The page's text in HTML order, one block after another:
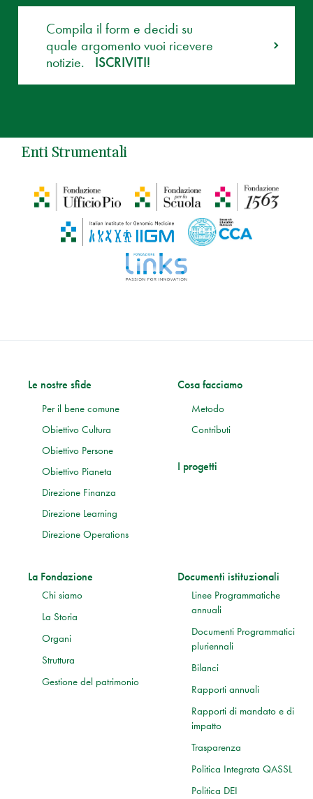
Compila il form e decidi su
quale argomento vuoi ricevere
notizie.
ISCRIVITI!
Enti Strumentali
Le nostre sfide
Per il bene comune
Obiettivo Cultura
Obiettivo Persone
Obiettivo Pianeta
Direzione Finanza
Direzione Learning
Direzione Operations
Cosa facciamo
Metodo
Contributi
I progetti
La Fondazione
Chi siamo
La Storia
Organi
Struttura
Gestione del patrimonio
Documenti istituzionali
Linee Programmatiche
annuali
Documenti Programmatici
pluriennali
Bilanci
Rapporti annuali
Rapporti di mandato e di
impatto
Trasparenza
Politica Integrata QASSL
Politica DEI